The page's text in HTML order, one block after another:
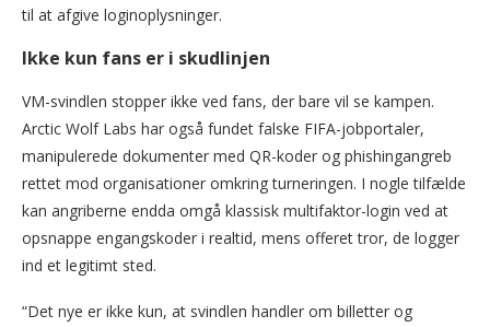
til at afgive loginoplysninger.
Ikke kun fans er i skudlinjen
VM-svindlen stopper ikke ved fans, der bare vil se kampen.
Arctic Wolf Labs har også fundet falske FIFA-jobportaler,
manipulerede dokumenter med QR-koder og phishingangreb
rettet mod organisationer omkring turneringen. I nogle tilfælde
kan angriberne endda omgå klassisk multifaktor-login ved at
opsnappe engangskoder i realtid, mens offeret tror, de logger
ind et legitimt sted.
“Det nye er ikke kun, at svindlen handler om billetter og